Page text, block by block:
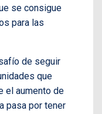
se consigue
para las
de seguir
que
el aumento de
pasa por tener